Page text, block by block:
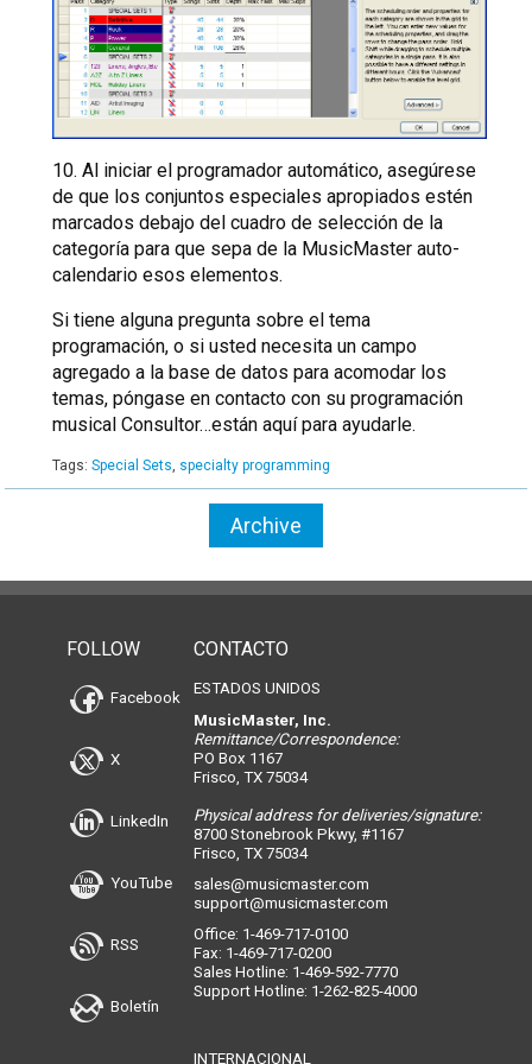
10. Al iniciar el programador automático, asegúrese
de que los conjuntos especiales apropiados estén
marcados debajo del cuadro de selección de la
categoría para que sepa de la MusicMaster auto-
calendario esos elementos.
Si tiene alguna pregunta sobre el tema
programación, o si usted necesita un campo
agregado a la base de datos para acomodar los
temas, póngase en contacto con su programación
musical Consultor…están aquí para ayudarle.
Tags: Special Sets, specialty programming
Archive
FOLLOW
Facebook
X
LinkedIn
YouTube
RSS
Boletín
CONTACTO
ESTADOS UNIDOS
MusicMaster, Inc.
Remittance/Correspondence:
PO Box 1167
Frisco, TX 75034
Physical address for deliveries/signature:
8700 Stonebrook Pkwy, #1167
Frisco, TX 75034
sales@musicmaster.com
support@musicmaster.com
Office: 1-469-717-0100
Fax: 1-469-717-0200
Sales Hotline: 1-469-592-7770
Support Hotline: 1-262-825-4000
INTERNACIONAL